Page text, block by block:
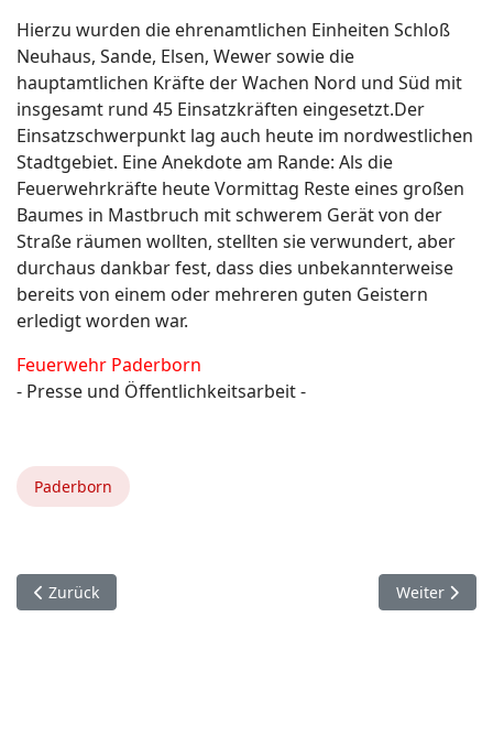
Hierzu wurden die ehrenamtlichen Einheiten Schloß
Neuhaus, Sande, Elsen, Wewer sowie die
hauptamtlichen Kräfte der Wachen Nord und Süd mit
insgesamt rund 45 Einsatzkräften eingesetzt.Der
Einsatzschwerpunkt lag auch heute im nordwestlichen
Stadtgebiet. Eine Anekdote am Rande: Als die
Feuerwehrkräfte heute Vormittag Reste eines großen
Baumes in Mastbruch mit schwerem Gerät von der
Straße räumen wollten, stellten sie verwundert, aber
durchaus dankbar fest, dass dies unbekannterweise
bereits von einem oder mehreren guten Geistern
erledigt worden war.
Feuerwehr Paderborn
- Presse und Öffentlichkeitsarbeit -
Paderborn
Vorheriger Beitrag: 30. Mai. Kreis Paderborn.
Zurück Nächster
Weiter